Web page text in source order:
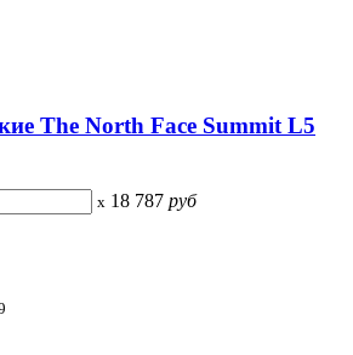
The North Face Summit L5
x 18 787 руб